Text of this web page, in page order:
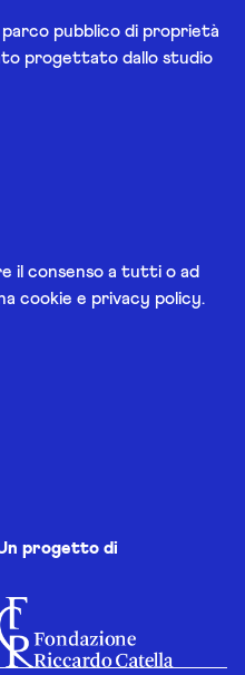
pubblico di proprietà
progettato dallo studio
il consenso a tutti o ad
cookie e privacy policy.
progetto di